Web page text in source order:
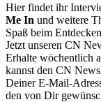
Hier findet ihr
Me In und weitere
Spaß beim
Jetzt unseren CN
Erhalte wöchentlich
kannst den CN
Deiner E-Mail-
den von Dir